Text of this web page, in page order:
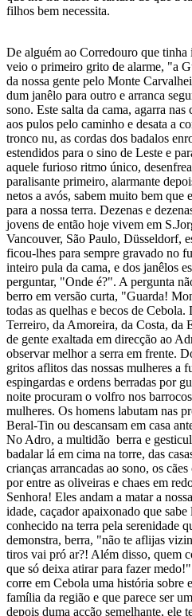
filhos bem necessita.
De alguém ao Corredouro que
veio o primeiro grito de alarme, "a
da nossa gente pelo Monte
dum janêlo para outro e arranca
sono. Este salta da cama, agarra
aos pulos pelo caminho e desata a
tronco nu, as cordas dos badalos
estendidos para o sino de Leste e
aquele furioso ritmo único,
paralisante primeiro, alarmante
netos a avós, sabem muito bem que
para a nossa terra. Dezenas e
jovens de então hoje vivem em
Vancouver, São Paulo, Düsseldorf,
ficou-lhes para sempre gravado no
inteiro pula da cama, e dos janêlos
perguntar, "Onde é?". A pergunta
berro em versão curta, "Guarda!
todas as quelhas e becos de
Terreiro, da Amoreira, da Costa, da
de gente exaltada em direcção ao
observar melhor a serra em frente.
gritos aflitos das nossas mulheres a
espingardas e ordens berradas por
noite procuram o volfro nos
mulheres. Os homens labutam nas
Beral-Tin ou descansam em casa
No Adro, a multidão berra e
badalar lá em cima na torre, das
crianças arrancadas ao sono, os
por entre as oliveiras e chaes em
Senhora! Eles andam a matar a
idade, caçador apaixonado que
conhecido na terra pela serenidade
demonstra, berra, "não te aflijas
tiros vai pró ar?! Além disso, quem
que só deixa atirar para fazer
corre em Cebola uma história sobre
família da região e que parece ser
depois duma acção semelhante, ele